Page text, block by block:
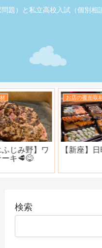
題）と私立高校入試（個別相
覆面取材
み野】素敵なステ
ワンダーステー
お店
ハン
検索